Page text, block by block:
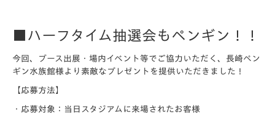
■ハーフタイム抽選会もペンギン！！
今回、ブース出展・場内イベント等でご協力いただく、長崎ペン
ギン水族館様より素敵なプレゼントを提供いただきました！
【応募方法】
・応募対象：当日スタジアムに来場されたお客様